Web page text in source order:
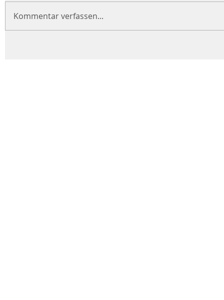
Kommentar verfassen...